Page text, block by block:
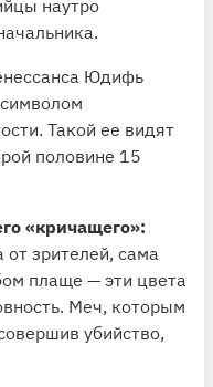
наутро
Юдифь
Такой ее видят
половине 15
«кричащего»:
от зрителей, сама
плаще — эти цвета
Меч, которым
убийство,